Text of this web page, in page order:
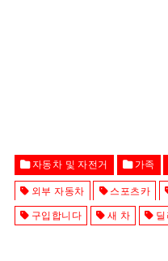
자동차 및 자전거 가족
외부 자동차 스포츠카
구입합니다 새 차 딜